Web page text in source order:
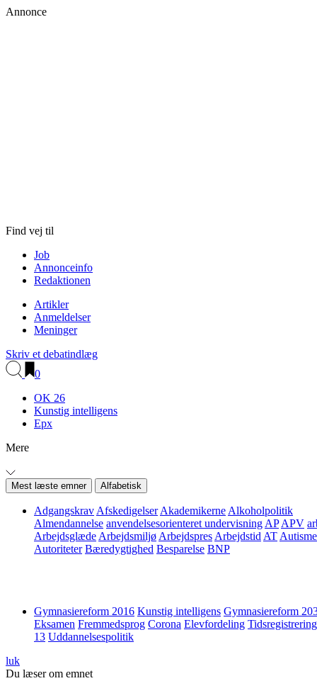
Annonce
Find vej til
Job
Annonceinfo
Redaktionen
Artikler
Anmeldelser
Meninger
Skriv et debatindlæg
0
OK 26
Kunstig intelligens
Epx
Mere
Mest læste emner Alfabetisk
Adgangskrav Afskedigelser Akademikerne Alkoholpolitik
Almendannelse anvendelsesorienteret undervisning AP APV
Arbejdsglæde Arbejdsmiljø Arbejdspres Arbejdstid AT Autisme
Autoriteter Bæredygtighed Besparelse BNP
Gymnasiereform 2016 Kunstig intelligens Gymnasiereform
Eksamen Fremmedsprog Corona Elevfordeling Tidsregistrering
13 Uddannelsespolitik
luk
Du læser om emnet